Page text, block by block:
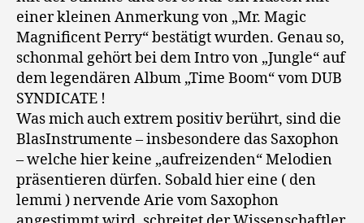
einer kleinen Anmerkung von „Mr. Magic
Magnificent Perry“ bestätigt wurden. Genau so,
schonmal gehört bei dem Intro von „Jungle“ auf
dem legendären Album „Time Boom“ vom DUB
SYNDICATE !
Was mich auch extrem positiv berührt, sind die
BlasInstrumente – insbesondere das Saxophon
– welche hier keine „aufreizenden“ Melodien
präsentieren dürfen. Sobald hier eine ( den
lemmi ) nervende Arie vom Saxophon